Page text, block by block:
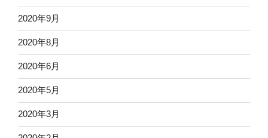
2020年9月
2020年8月
2020年6月
2020年5月
2020年3月